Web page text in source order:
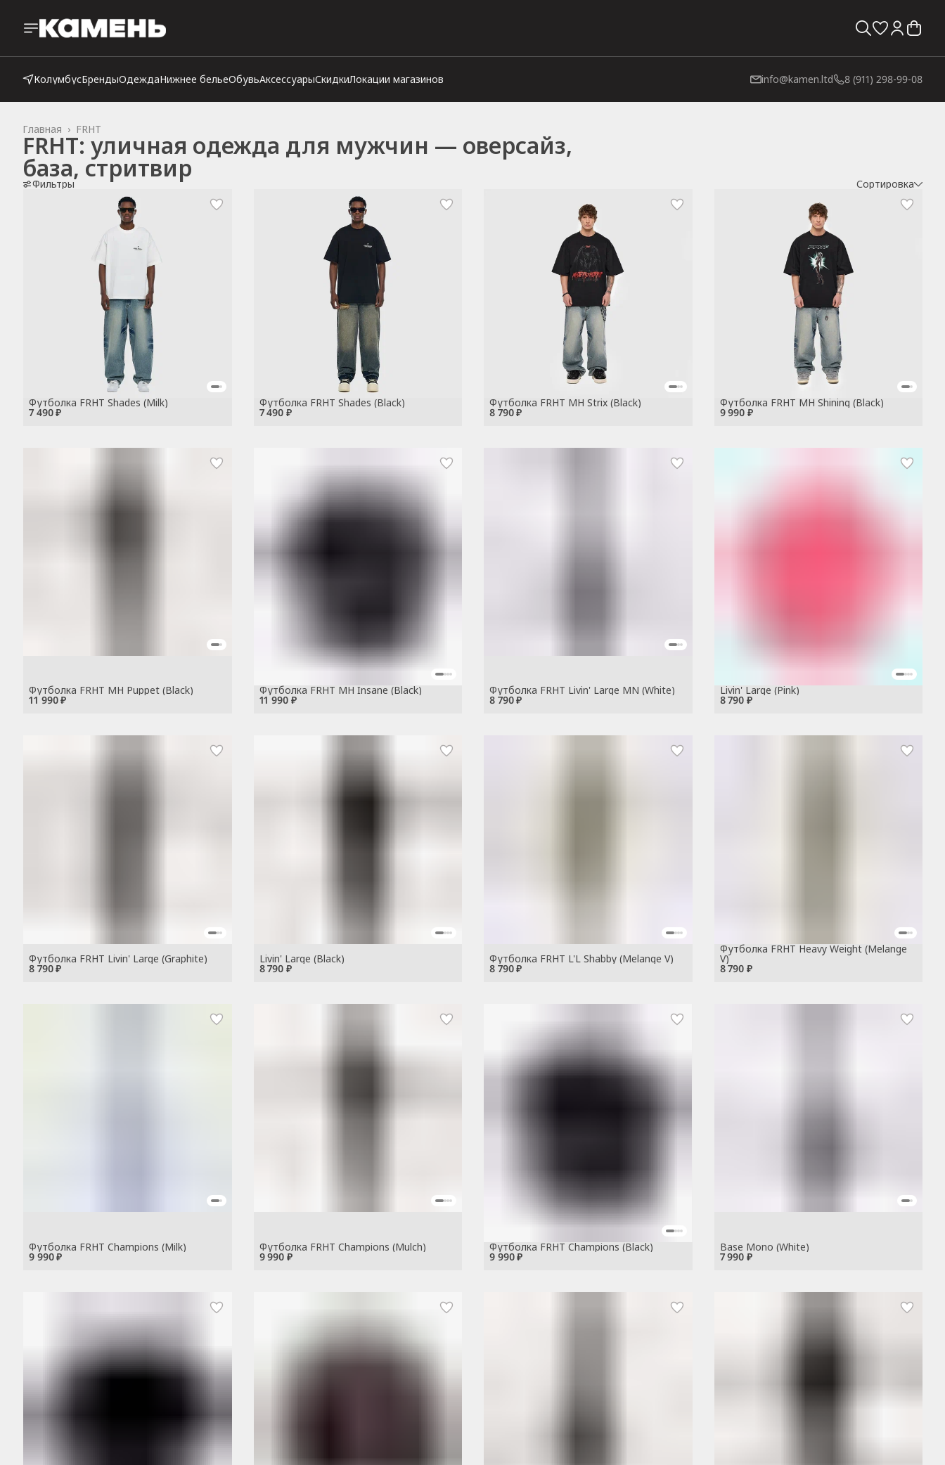
КолумбусБрендыОдеждаНижнее бельеОбувьАксессуарыСкидкиЛокации магазинов info@kamen.ltd 8 (911) 298-99-08
FRHT
Главная ›
FRHT: уличная одежда для мужчин — оверсайз,
база, стритвир
Фильтры Сортировка
7 490 ₽
Футболка FRHT Shades (Milk)
7 490 ₽
Футболка FRHT Shades (Black)
8 790 ₽
Футболка FRHT MH Strix (Black)
9 990 ₽
Футболка FRHT MH Shining (Black)
11 990 ₽
Футболка FRHT MH Puppet (Black)
11 990 ₽
Футболка FRHT MH Insane (Black)
8 790 ₽
Футболка FRHT Livin' Large MN (White)
8 790 ₽
Livin' Large (Pink)
8 790 ₽
Футболка FRHT Livin' Large (Graphite)
8 790 ₽
Livin' Large (Black)
8 790 ₽
Футболка FRHT L'L Shabby (Melange V)
8 790 ₽
Футболка FRHT Heavy Weight (Melange
V)
9 990 ₽
Футболка FRHT Champions (Milk)
9 990 ₽
Футболка FRHT Champions (Mulch)
9 990 ₽
Футболка FRHT Champions (Black)
7 990 ₽
Base Mono (White)